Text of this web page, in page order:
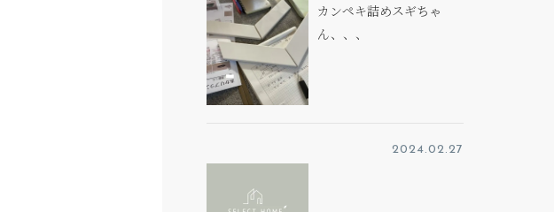
カンペキ詰めスギちゃ
ん、、、
2024.02.27